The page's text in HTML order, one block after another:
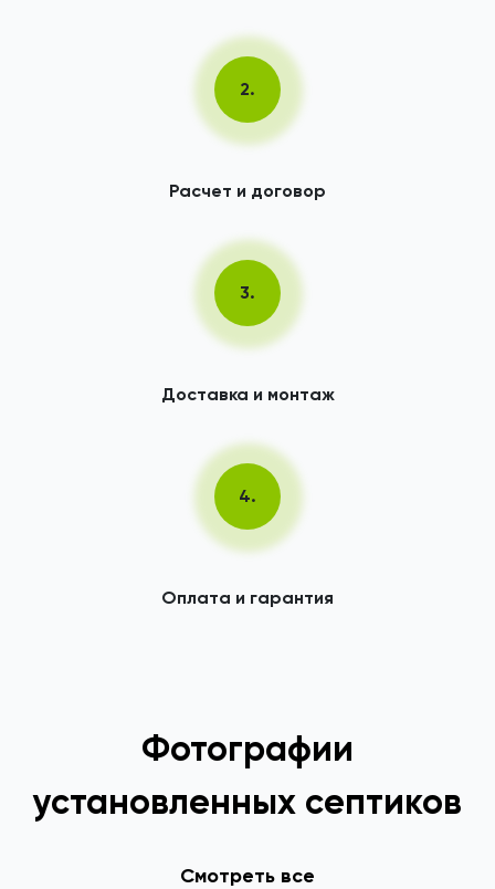
2.
Расчет и договор
3.
Доставка и монтаж
4.
Оплата и гарантия
Фотографии
установленных септиков
Смотреть все